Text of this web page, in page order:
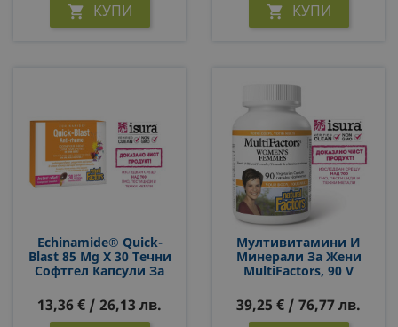
 КУПИ  КУПИ
Echinamide® Quick-
Blast 85 Mg Х 30 Течни
Софтгел Капсули За
Мед, Ментол И
Евкалипт
13,36 € / 26,13 лв.
Мултивитамини И
Минерали За Жени
MultiFactors, 90 V
39,25 € / 76,77 лв.